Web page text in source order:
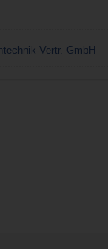
Vertr. GmbH